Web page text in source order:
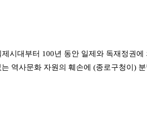
시대부터 100년 동안 일제와 독재정권에
역사문화 자원의 훼손에 (종로구청이)